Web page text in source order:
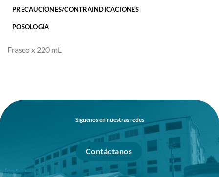
PRECAUCIONES/CONTRAINDICACIONES
POSOLOGÍA
Frasco x 220 mL
Síguenos en nuestras redes
Contáctanos